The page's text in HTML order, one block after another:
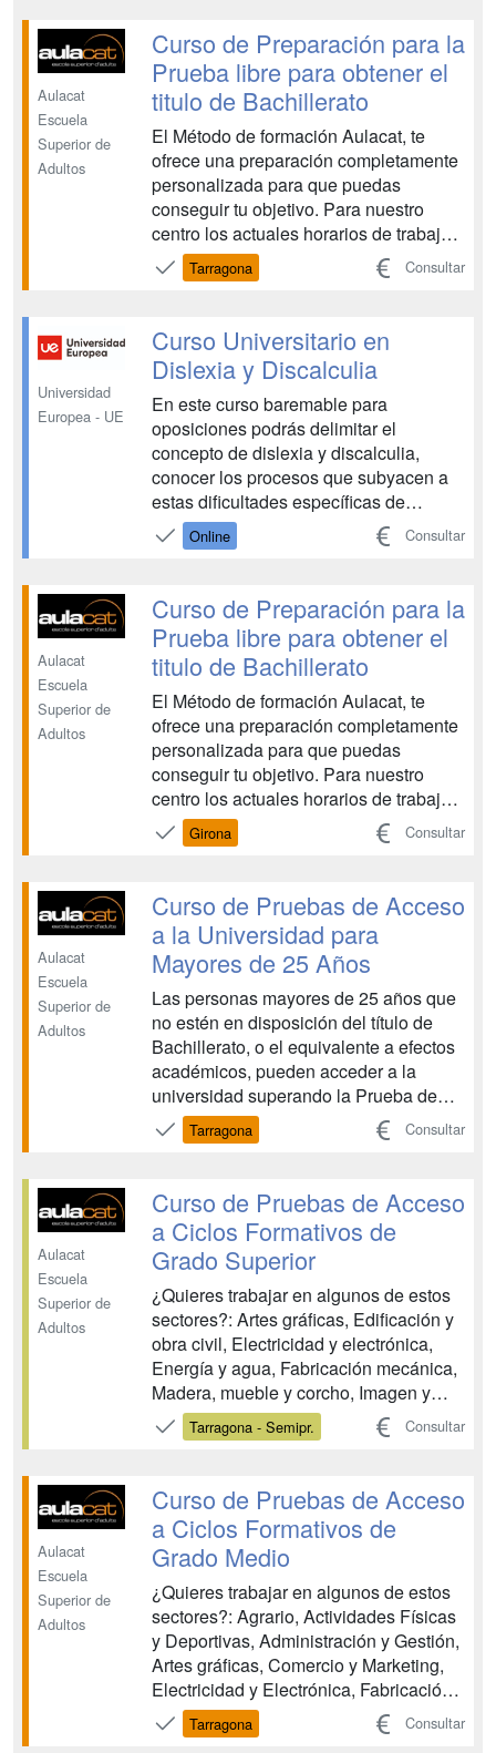
son una situación que puede produ...
Aulacat
Escuela
Superior de
Adultos
Curso de Preparación para la
Prueba libre para obtener el
titulo de Bachillerato
El Método de formación Aulacat, te
ofrece una preparación completamente
personalizada para que puedas
conseguir tu objetivo. Para nuestro
centro los actuales horarios de trabajo
rígidos e inflexibles, no son ningún
problema para tu preparación, podemos
prueba se estructura en dos fases: -
Fase general:...
Tarragona Consultar
Universidad
Europea - UE
Curso Universitario en
Dislexia y Discalculia
En este curso baremable para
oposiciones podrás delimitar el
concepto de dislexia y discalculia,
conocer los procesos que subyacen a
estas dificultades específicas de
aprendizaje, manejar los principales
protocolos para la detección de la
respuesta educativa a esta tipología de
alumnado. Tendrás acceso a ma...
Online Consultar
Aulacat
Escuela
Superior de
Adultos
Curso de Preparación para la
Prueba libre para obtener el
titulo de Bachillerato
El Método de formación Aulacat, te
ofrece una preparación completamente
personalizada para que puedas
conseguir tu objetivo. Para nuestro
centro los actuales horarios de trabajo
rígidos e inflexibles, no son ningún
problema para tu preparación, podemos
prueba se estructura en dos fases: -
Fase general:...
Girona Consultar
Aulacat
Escuela
Superior de
Adultos
Curso de Pruebas de Acceso
a la Universidad para
Mayores de 25 Años
Las personas mayores de 25 años que
no estén en disposición del título de
Bachillerato, o el equivalente a efectos
académicos, pueden acceder a la
universidad superando la Prueba de
Acceso a la Universidad para mayores
de 25 años. Esta prueba será
Educación y es común para todas las
universidades de Cataluña, except...
Tarragona Consultar
Aulacat
Escuela
Superior de
Adultos
Curso de Pruebas de Acceso
a Ciclos Formativos de
Grado Superior
¿Quieres trabajar en algunos de estos
sectores?: Artes gráficas, Edificación y
obra civil, Electricidad y electrónica,
Energía y agua, Fabricación mecánica,
Madera, mueble y corcho, Imagen y
sonido, Industrias extractivas,
Informática y comunicaciones,
pesquero, Textil, confección y piel,
Transporte y manten...
Tarragona - Semipr. Consultar
Aulacat
Escuela
Superior de
Adultos
Curso de Pruebas de Acceso
a Ciclos Formativos de
Grado Medio
¿Quieres trabajar en algunos de estos
sectores?: Agrario, Actividades Físicas
y Deportivas, Administración y Gestión,
Artes gráficas, Comercio y Marketing,
Electricidad y Electrónica, Fabricación
Mecánica, Hostelería y Turismo,
Imagen Personal, Imagen y Sonido,
Tarragona Consultar